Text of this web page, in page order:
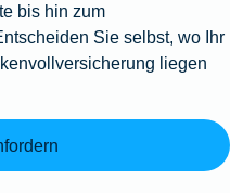
bis hin zum
Sie selbst, wo Ihr
liegen